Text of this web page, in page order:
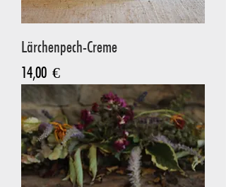
Lärchenpech-Creme
Preis
14,00 €